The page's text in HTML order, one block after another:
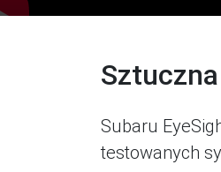
Subaru
testowanych